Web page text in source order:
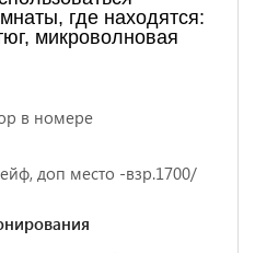
где находятся:
микроволновая
в номере
доп место -взр.1700/